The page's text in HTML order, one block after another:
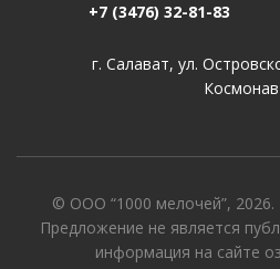
+7 (3476) 32-81-83
г. Салават, ул.
© ООО “1000 мелочей”,
Предложение не является
информация на сайте